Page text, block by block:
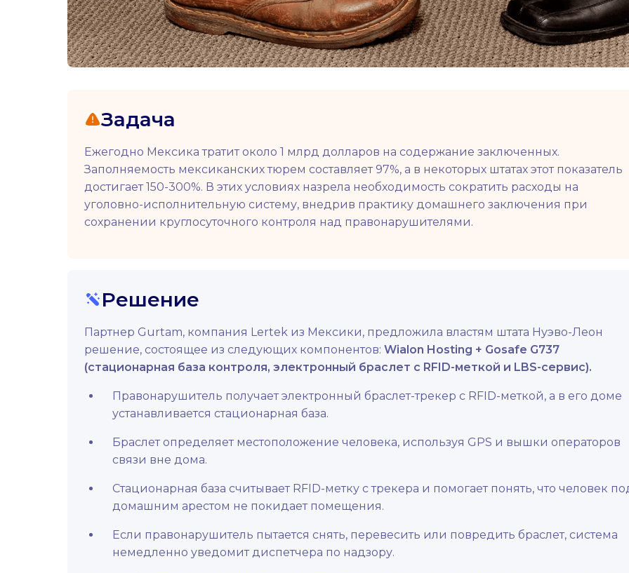
Задача
Ежегодно Мексика тратит около 1 млрд долларов на содержание заключенных.
Заполняемость мексиканских тюрем составляет 97%, а в некоторых штатах этот показатель
достигает 150-300%. В этих условиях назрела необходимость сократить расходы на
уголовно-исполнительную систему, внедрив практику домашнего заключения при
сохранении круглосуточного контроля над правонарушителями.
Решение
Партнер Gurtam, компания Lertek из Мексики, предложила властям штата Нуэво-Леон
решение, состоящее из следующих компонентов: Wialon Hosting + Gosafe G737
(стационарная база контроля, электронный браслет с RFID-меткой и LBS-сервис).
Правонарушитель получает электронный браслет-трекер с RFID-меткой, а в его доме
устанавливается стационарная база.
Браслет определяет местоположение человека, используя GPS и вышки операторов
связи вне дома.
Стационарная база считывает RFID-метку с трекера и помогает понять, что человек
домашним арестом не покидает помещения.
Если правонарушитель пытается снять, перевесить или повредить браслет, система
немедленно уведомит диспетчера по надзору.